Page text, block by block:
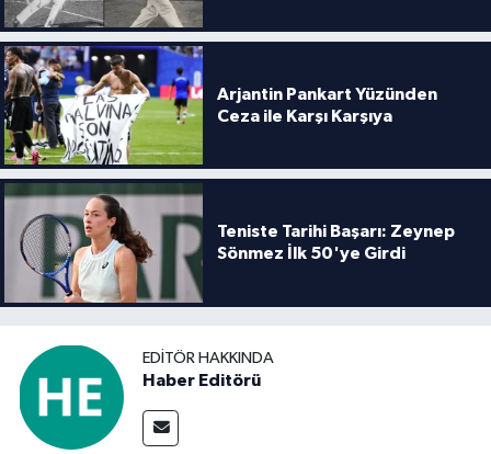
Arjantin Pankart Yüzünden
Ceza ile Karşı Karşıya
Teniste Tarihi Başarı: Zeynep
Sönmez İlk 50'ye Girdi
EDITÖR HAKKINDA
Haber Editörü
Motor Sporları
Su Sporları
Diğer Spor Dalları
Futbolcular